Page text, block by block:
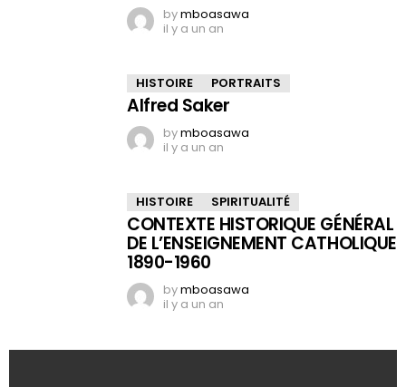
bymboasawa
il y a un an
HISTOIRE PORTRAITS
Alfred Saker
bymboasawa
il y a un an
HISTOIRE SPIRITUALITÉ
CONTEXTE HISTORIQUE GÉNÉRAL
DE L’ENSEIGNEMENT CATHOLIQUE
1890-1960
bymboasawa
il y a un an